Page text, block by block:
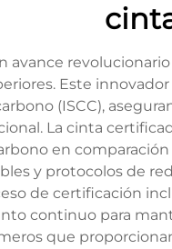
avance
Este
(ISCC),
La cinta
en
y protocolos de
de certificación
continuo para
que